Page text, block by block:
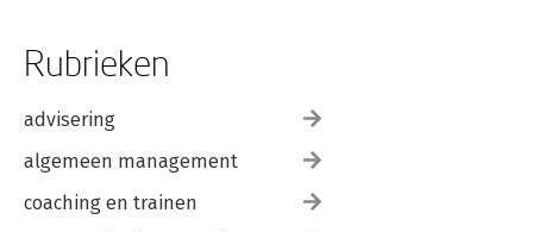
Rubrieken
advisering
algemeen management
coaching en trainen